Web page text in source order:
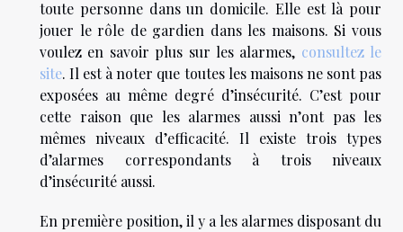
toute personne dans un domicile. Elle est là pour
jouer le rôle de gardien dans les maisons. Si vous
voulez en savoir plus sur les alarmes, consultez le
site. Il est à noter que toutes les maisons ne sont pas
exposées au même degré d’insécurité. C’est pour
cette raison que les alarmes aussi n’ont pas les
mêmes niveaux d’efficacité. Il existe trois types
d’alarmes correspondants à trois niveaux
d’insécurité aussi.
En première position, il y a les alarmes disposant du